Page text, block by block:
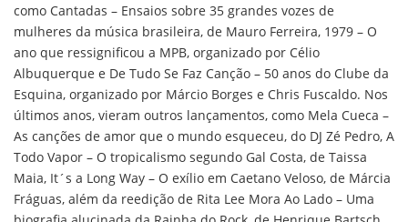
como Cantadas – Ensaios sobre 35 grandes vozes de
mulheres da música brasileira, de Mauro Ferreira, 1979 – O
ano que ressignificou a MPB, organizado por Célio
Albuquerque e De Tudo Se Faz Canção – 50 anos do Clube da
Esquina, organizado por Márcio Borges e Chris Fuscaldo. Nos
últimos anos, vieram outros lançamentos, como Mela Cueca –
As canções de amor que o mundo esqueceu, do DJ Zé Pedro, A
Todo Vapor – O tropicalismo segundo Gal Costa, de Taissa
Maia, It´s a Long Way – O exílio em Caetano Veloso, de Márcia
Fráguas, além da reedição de Rita Lee Mora Ao Lado – Uma